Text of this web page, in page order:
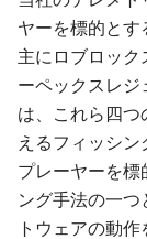
ヤーを標的とす
主にロブロック
ーペックスレジ
は、これら四つ
えるフィッシ
プレーヤーを標
ング手法の一
トウェアの動